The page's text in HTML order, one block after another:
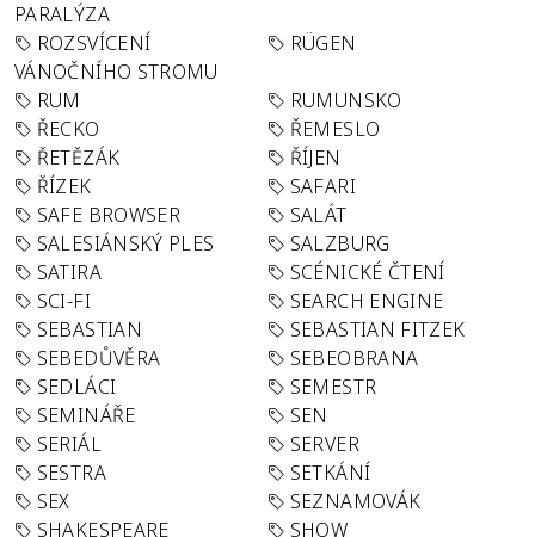
PARALÝZA
ROZSVÍCENÍ
VÁNOČNÍHO STROMU
RÜGEN
RUM
RUMUNSKO
ŘECKO
ŘEMESLO
ŘETĚZÁK
ŘÍJEN
ŘÍZEK
SAFARI
SAFE BROWSER
SALÁT
SALESIÁNSKÝ PLES
SALZBURG
SATIRA
SCÉNICKÉ ČTENÍ
SCI-FI
SEARCH ENGINE
SEBASTIAN
SEBASTIAN FITZEK
SEBEDŮVĚRA
SEBEOBRANA
SEDLÁCI
SEMESTR
SEMINÁŘE
SEN
SERIÁL
SERVER
SESTRA
SETKÁNÍ
SEX
SEZNAMOVÁK
SHAKESPEARE
SHOW